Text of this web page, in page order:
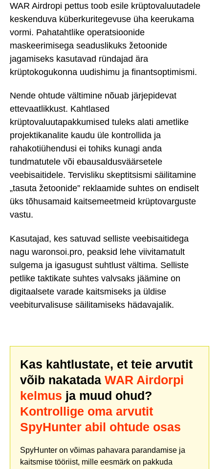
WAR Airdropi pettus toob esile krüptovaluutadele
keskenduva küberkuritegevuse üha keerukama
vormi. Pahatahtlike operatsioonide
maskeerimisega seaduslikuks žetoonide
jagamiseks kasutavad ründajad ära
krüptokogukonna uudishimu ja finantsoptimismi.
Nende ohtude vältimine nõuab järjepidevat
ettevaatlikkust. Kahtlased
krüptovaluutapakkumised tuleks alati ametlike
projektikanalite kaudu üle kontrollida ja
rahakotiühendusi ei tohiks kunagi anda
tundmatutele või ebausaldusväärsetele
veebisaitidele. Tervisliku skeptitsismi säilitamine
„tasuta žetoonide” reklaamide suhtes on endiselt
üks tõhusamaid kaitsemeetmeid krüptovarguste
vastu.
Kasutajad, kes satuvad selliste veebisaitidega
nagu waronsoi.pro, peaksid lehe viivitamatult
sulgema ja igasugust suhtlust vältima. Selliste
petlike taktikate suhtes valvsaks jäämine on
digitaalsete varade kaitsmiseks ja üldise
veebiturvalisuse säilitamiseks hädavajalik.
Kas kahtlustate, et teie arvutit
võib nakatada WAR Airdorpi
kelmus ja muud ohud?
Kontrollige oma arvutit
SpyHunter abil ohtude osas
SpyHunter on võimas pahavara parandamise ja
kaitsmise tööriist, mille eesmärk on pakkuda